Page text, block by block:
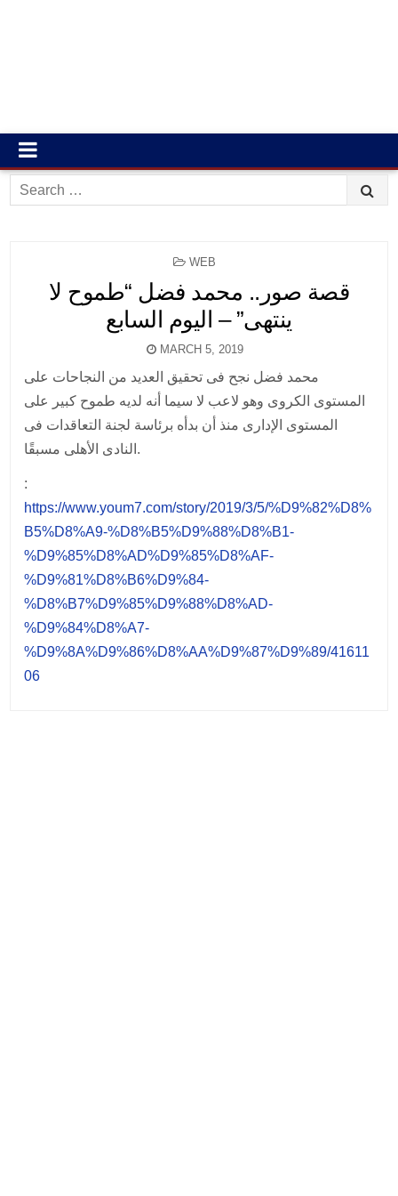
Search
for:
POSTED
WEB
قصة صور.. محمد فضل “طموح لا
ينتهى” – اليوم السابع
MARCH 5, 2019
محمد فضل نجح فى تحقيق العديد من النجاحات على
المستوى الكروى وهو لاعب لا سيما أنه لديه طموح كبير على
المستوى الإدارى منذ أن بدأه برئاسة لجنة التعاقدات فى
النادى الأهلى مسبقًا.
:
https://www.youm7.com/story/2019/3/5/%D9%82%D8%
B5%D8%A9-%D8%B5%D9%88%D8%B1-
%D9%85%D8%AD%D9%85%D8%AF-
%D9%81%D8%B6%D9%84-
%D8%B7%D9%85%D9%88%D8%AD-
%D9%84%D8%A7-
%D9%8A%D9%86%D8%AA%D9%87%D9%89/41611
06